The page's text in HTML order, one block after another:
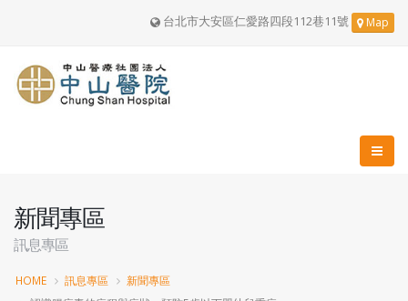
台北市大安區仁愛路四段112巷11號 Map
新聞專區
訊息專區
HOME 訊息專區
新聞專區